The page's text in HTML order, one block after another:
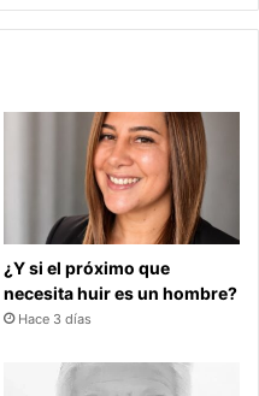
¿Y si el próximo que
necesita huir es un hombre?
Hace 3 días